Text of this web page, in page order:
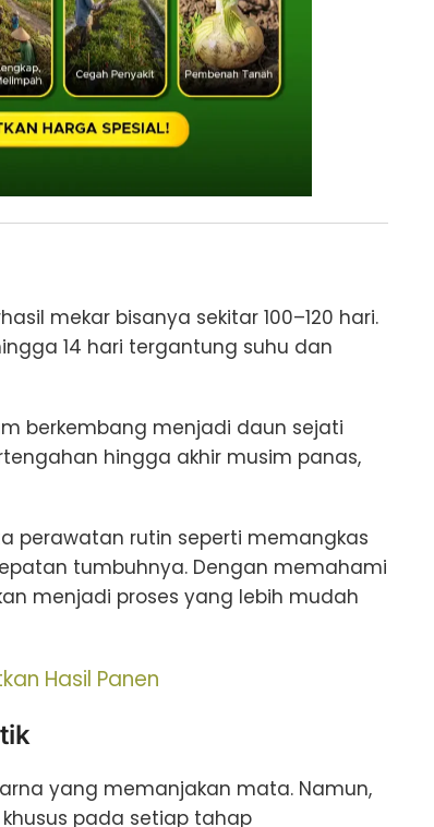
mekar bisanya sekitar 100–120 hari.
14 hari tergantung suhu dan
berkembang menjadi daun sejati
hingga akhir musim panas,
perawatan rutin seperti memangkas
tumbuhnya. Dengan memahami
menjadi proses yang lebih mudah
Hasil Panen
yang memanjakan mata. Namun,
pada setiap tahap